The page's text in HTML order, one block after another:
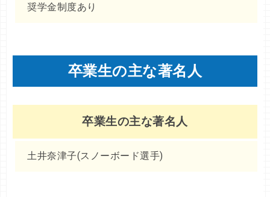
奨学金制度あり
卒業生の主な著名人
卒業生の主な著名人
土井奈津子(スノーボード選手)